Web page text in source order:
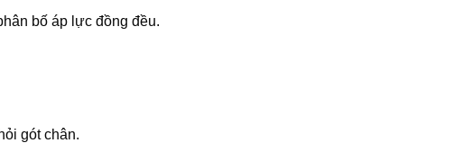
bố áp lực đồng đều.
gót chân.